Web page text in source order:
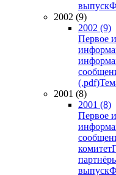
выпуск
2002 (9)
2002 (9)
Первое
(.pdf)
2001 (8)
2001 (8)
Первое
комитет
выпуск